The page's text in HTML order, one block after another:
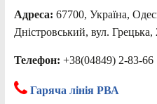
Адреса: 67700, Україна,
Дністровський, вул. Грецька,
Телефон: +38(04849) 2-83-66
Гаряча лінія РВА